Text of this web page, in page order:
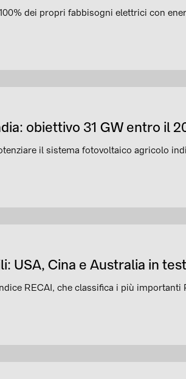
dei propri fabbisogni elettrici con
obiettivo 31 GW entro il
il sistema fotovoltaico agricolo
USA, Cina e Australia in
RECAI, che classifica i più